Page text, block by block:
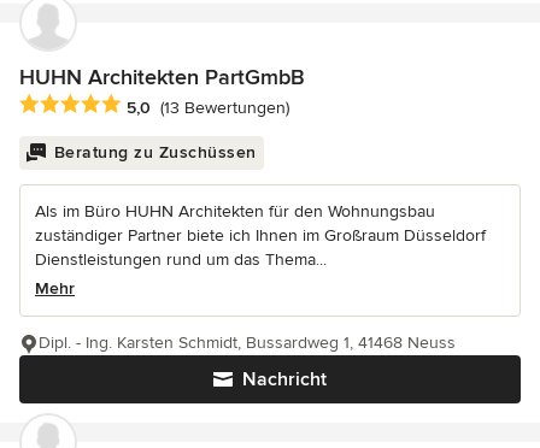
HUHN Architekten PartGmbB
Durchschnittliche Bewertung: 5 von 5 Sternen
5,0 (13 Bewertungen)
Beratung zu Zuschüssen
Als im Büro HUHN Architekten für den Wohnungsbau
zuständiger Partner biete ich Ihnen im Großraum Düsseldorf
Dienstleistungen rund um das Thema...
Mehr
Nachricht
Dipl. - Ing. Karsten Schmidt, Bussardweg 1, 41468 Neuss